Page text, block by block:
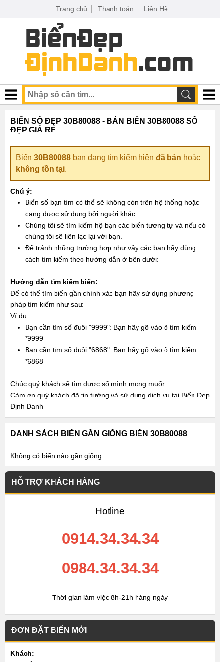
Trang chủ Thanh toán Liên Hệ
BIỂN SỐ ĐẸP 30B80088 - BÁN BIỂN 30B80088 SỐ
ĐẸP GIÁ RẺ
Biển 30B80088 bạn đang tìm kiếm hiện đã bán hoặc
không tồn tại.
Chú ý:
Biển số bạn tìm có thể sẽ không còn trên hệ thống hoặc
đang được sử dụng bởi người khác.
Chúng tôi sẽ tìm kiếm hộ bạn các biển tương tự và nếu có
chúng tôi sẽ liên lạc lại với bạn.
Để tránh những trường hợp như vậy các bạn hãy dùng
cách tìm kiếm theo hướng dẫn ở bên dưới:
Hướng dẫn tìm kiếm biển:
Để có thể tìm biển gần chính xác bạn hãy sử dụng phương
pháp tìm kiếm như sau:
Ví dụ:
Bạn cần tìm số đuôi "9999": Bạn hãy gõ vào ô tìm kiếm
*9999
Bạn cần tìm số đuôi "6868": Bạn hãy gõ vào ô tìm kiếm
*6868
Chúc quý khách sẽ tìm được số mình mong muốn.
Cảm ơn quý khách đã tin tưởng và sử dụng dịch vụ tại Biển Đẹp
Định Danh
DANH SÁCH BIỂN GẦN GIỐNG BIỂN 30B80088
Không có biển nào gần giống
HỖ TRỢ KHÁCH HÀNG
Hotline
0914.34.34.34
0984.34.34.34
Thời gian làm việc 8h-21h hàng ngày
ĐƠN ĐẶT BIỂN MỚI
Khách: